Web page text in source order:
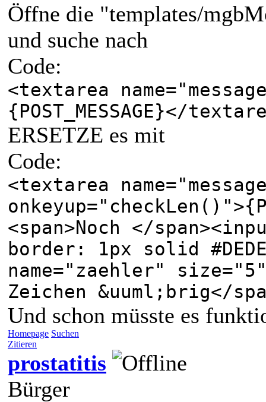
Öffne die "templates/
und suche nach
Code:
<textarea
{POST_MESSAGE}</
ERSETZE es mit
Code:
<textarea
<span>Noch </
border: 1px solid
name="zaehler"
Zeichen &uuml;brig</
Und schon müsste es
Homepage Suchen
Zitieren
prostatitis
Bürger